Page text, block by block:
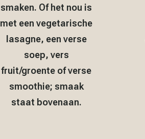
smaken. Of het nou is
met een vegetarische
lasagne, een verse
soep, vers
fruit/groente of verse
smoothie; smaak
staat bovenaan.